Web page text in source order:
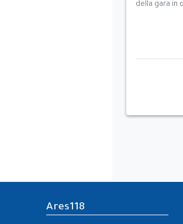
della gara in
Ares118